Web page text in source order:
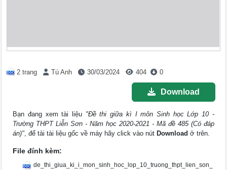
2 trang Tú Anh 30/03/2024 404 0
Download
Bạn đang xem tài liệu "Đề thi giữa kì I môn Sinh học Lớp 10 -
Trường THPT Liễn Sơn - Năm học 2020-2021 - Mã đề 485 (Có đáp
án)", để tải tài liệu gốc về máy hãy click vào nút Download ở trên.
File đính kèm:
de_thi_giua_ki_i_mon_sinh_hoc_lop_10_truong_thpt_lien_son_